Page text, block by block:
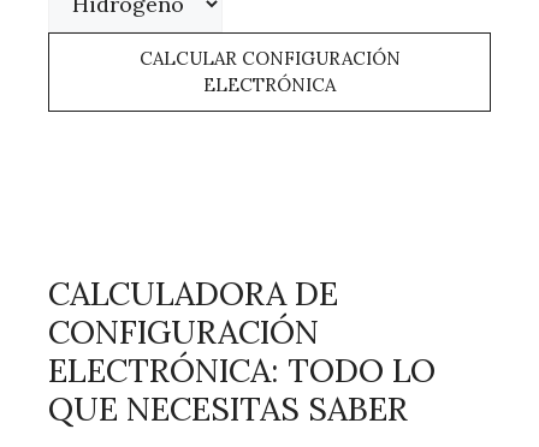
CALCULAR CONFIGURACIÓN
ELECTRÓNICA
CALCULADORA DE
CONFIGURACIÓN
ELECTRÓNICA: TODO LO
QUE NECESITAS SABER